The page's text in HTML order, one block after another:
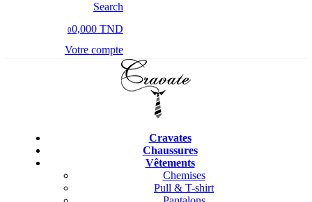
Search
00,000 TND
Votre compte
Cravates
Chaussures
Vêtements
Chemises
Pull & T-shirt